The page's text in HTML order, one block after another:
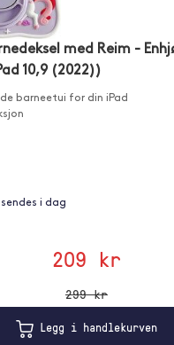
med Reim -
10,9 (2022))
barneetui for din iPad
sendes i dag
209 kr
299 kr
Legg i handlekurven